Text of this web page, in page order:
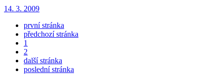
14. 3. 2009
první stránka
předchozí stránka
1
2
další stránka
poslední stránka